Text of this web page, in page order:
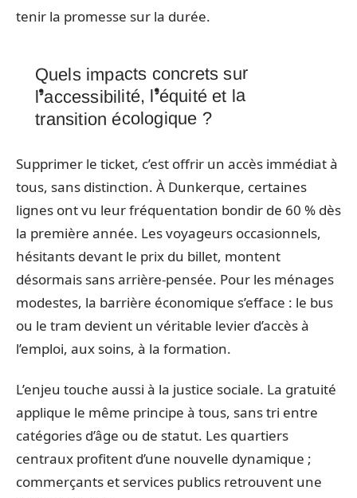
tenir la promesse sur la durée.
Quels impacts concrets sur
l’accessibilité, l’équité et la
transition écologique ?
Supprimer le ticket, c’est offrir un accès immédiat à
tous, sans distinction. À Dunkerque, certaines
lignes ont vu leur fréquentation bondir de 60 % dès
la première année. Les voyageurs occasionnels,
hésitants devant le prix du billet, montent
désormais sans arrière-pensée. Pour les ménages
modestes, la barrière économique s’efface : le bus
ou le tram devient un véritable levier d’accès à
l’emploi, aux soins, à la formation.
L’enjeu touche aussi à la justice sociale. La gratuité
applique le même principe à tous, sans tri entre
catégories d’âge ou de statut. Les quartiers
centraux profitent d’une nouvelle dynamique ;
commerçants et services publics retrouvent une